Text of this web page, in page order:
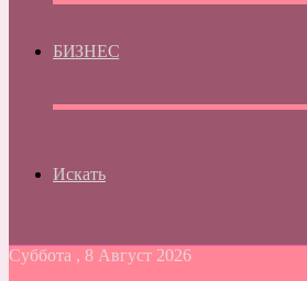
БИЗНЕС
Искать
Суббота , 8 Август 2026